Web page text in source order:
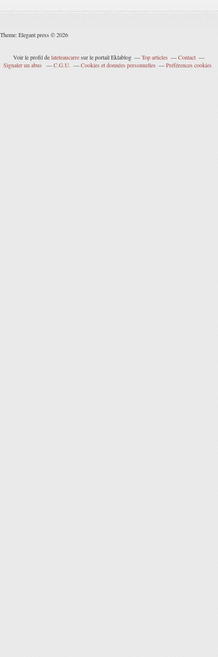
Theme: Elegant press © 2026
Voir le profil delateteaucarresur le portail Eklablog Top articles
Contact
Signaler un abus
C.G.U. Cookies et données personnelles Préférences cookies